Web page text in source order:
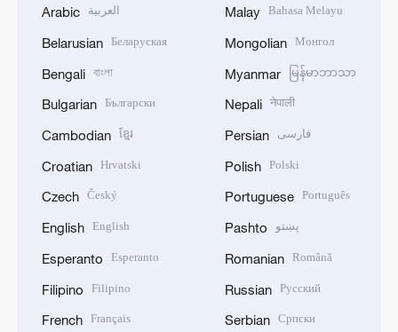
Arabic العربية
Belarusian Беларуская
Bengali বাংলা
Bulgarian Български
Cambodian ខ្មែរ
Croatian Hrvatski
Czech Český
English English
Esperanto Esperanto
Filipino Filipino
French Français
Malay Bahasa Melayu
Mongolian Монгол
Myanmar မြန်မာဘာသာ
Nepali नेपाली
Persian فارسی
Polish Polski
Portuguese Português
Pashto پښتو
Romanian Română
Russian Русский
Serbian Српски